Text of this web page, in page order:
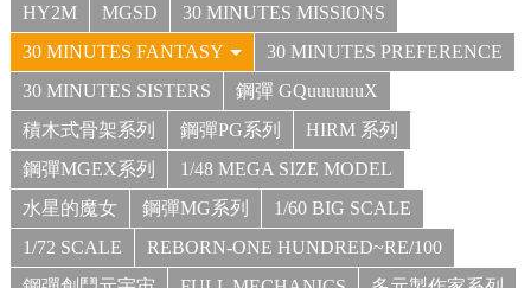
HY2M MGSD
30 MINUTES MISSIONS
30 MINUTES FANTASY
30 MINUTES PREFERENCE
30 MINUTES SISTERS
鋼彈 GQuuuuuuX
積木式骨架系列
鋼彈PG系列
HIRM 系列
鋼彈MGEX系列
1/48 MEGA SIZE MODEL
水星的魔女
鋼彈MG系列
1/60 BIG SCALE
1/72 SCALE
REBORN-ONE HUNDRED~RE/100